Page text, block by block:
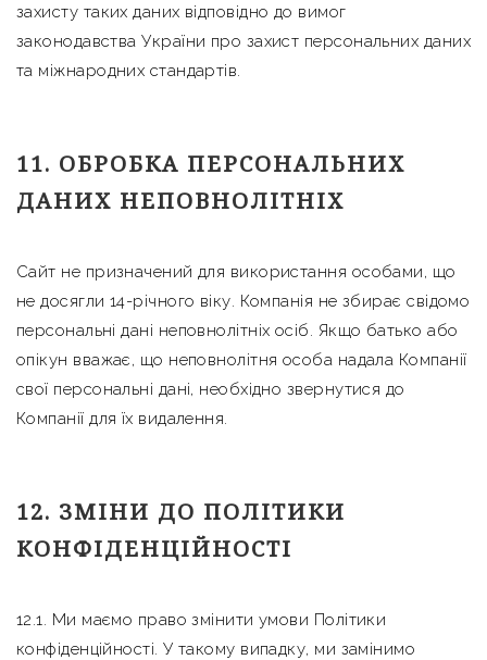
захисту таких даних відповідно до вимог
законодавства України про захист персональних даних
та міжнародних стандартів.
11. ОБРОБКА ПЕРСОНАЛЬНИХ
ДАНИХ НЕПОВНОЛІТНІХ
Сайт не призначений для використання особами, що
не досягли 14-річного віку. Компанія не збирає свідомо
персональні дані неповнолітніх осіб. Якщо батько або
опікун вважає, що неповнолітня особа надала Компанії
свої персональні дані, необхідно звернутися до
Компанії для їх видалення.
12. ЗМІНИ ДО ПОЛІТИКИ
КОНФІДЕНЦІЙНОСТІ
12.1. Ми маємо право змінити умови Політики
конфіденційності. У такому випадку, ми замінимо